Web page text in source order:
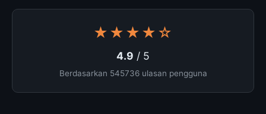
★★★★☆
4.9 / 5
Berdasarkan 545736 ulasan pengguna